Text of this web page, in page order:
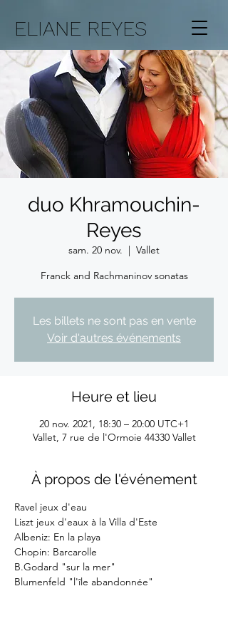
ELIANE REYES
duo Khramouchin-
Reyes
sam. 20 nov.
  |
Vallet
Franck and Rachmaninov sonatas
Les billets ne sont pas en vente
Voir d'autres événements
Heure et lieu
20 nov. 2021, 18:30 – 20:00 UTC+1
Vallet, 7 rue de l'Ormoie 44330 Vallet
À propos de l'événement
Ravel jeux d'eau
Liszt jeux d'eaux à la Villa d'Este
Albeniz: En la playa
Chopin: Barcarolle
B.Godard "sur la mer"
Blumenfeld "l'île abandonnée"